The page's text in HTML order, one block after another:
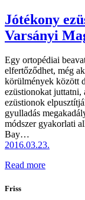
Jótékony
Varsányi
Egy ortopédiai
elfertőződhet, még
körülmények között
ezüstionokat
ezüstionok
gyulladás
módszer gyakorlati
Bay…
2016.03.23.
Read more
Friss